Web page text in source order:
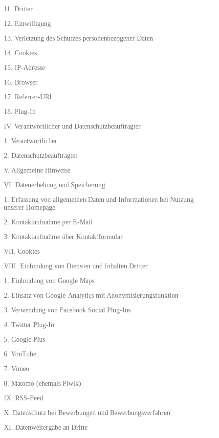
11. Dritter
12. Einwilligung
13. Verletzung des Schutzes personenbezogener Daten
14. Cookies
15. IP-Adresse
16. Browser
17. Referrer-URL
18. Plug-In
IV. Verantwortlicher und Datenschutzbeauftragter
1. Verantwortlicher
2. Datenschutzbeauftragter
V. Allgemeine Hinweise
VI. Datenerhebung und Speicherung
1. Erfassung von allgemeinen Daten und Informationen bei Nutzung
unserer Homepage
2. Kontaktaufnahme per E-Mail
3. Kontaktaufnahme über Kontaktformular
VII. Cookies
VIII. Einbindung von Diensten und Inhalten Dritter
1. Einbindung von Google Maps
2. Einsatz von Google-Analytics mit Anonymisierungsfunktion
3. Verwendung von Facebook Social Plug-Ins
4. Twitter Plug-In
5. Google Plus
6. YouTube
7. Vimeo
8. Matomo (ehemals Piwik)
IX. RSS-Feed
X. Datenschutz bei Bewerbungen und Bewerbungsverfahren
XI. Datenweitergabe an Dritte